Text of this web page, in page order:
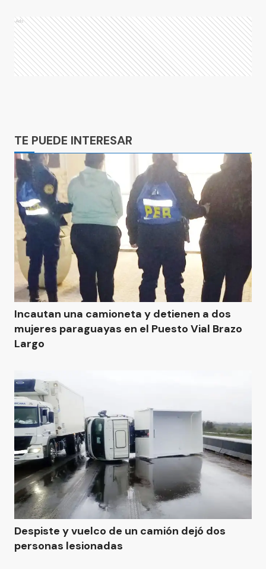
Ads
TE PUEDE INTERESAR
Incautan una camioneta y detienen a dos
mujeres paraguayas en el Puesto Vial Brazo
Largo
Despiste y vuelco de un camión dejó dos
personas lesionadas